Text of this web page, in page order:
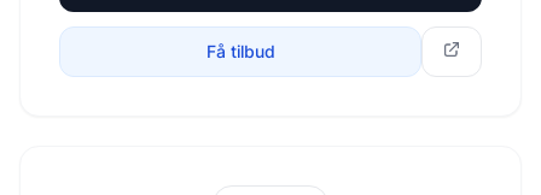
Få tilbud